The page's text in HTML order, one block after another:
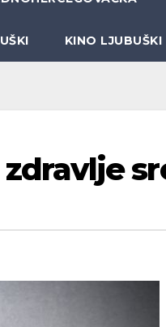
KINO LJUBUŠKI